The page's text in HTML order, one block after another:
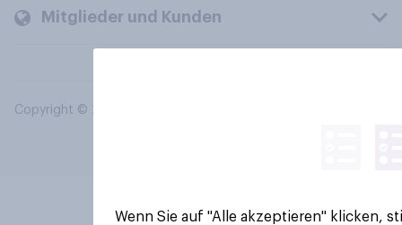
Mitglieder und Kunden
Copyright © 2026 YouGov PLC. Alle Rechte vorbehalten.
Wenn Sie auf "Alle akzeptieren" klicken,